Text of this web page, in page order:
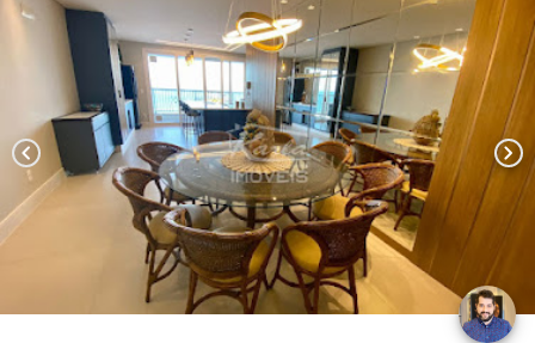
chevron_left chevron_right